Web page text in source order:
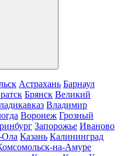
Астрахань Барнаул
Брянск Великий
Владимир
Воронеж Грозный
Запорожье Иваново
Казань Калининград
на-Амуре